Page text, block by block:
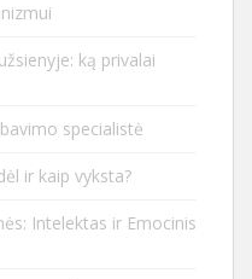
ką privalai
specialistė
ir kaip vyksta?
Intelektas ir Emocinis